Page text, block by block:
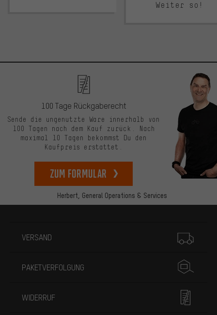
Weiter so!
Herbert, General Operations & Services
100 Tage Rückgaberecht
Sende die ungenutzte Ware innerhalb von
100 Tagen nach dem Kauf zurück. Nach
maximal 10 Tagen bekommst Du den
Kaufpreis erstattet.
zum Formular
VERSAND
PAKETVERFOLGUNG
WIDERRUF